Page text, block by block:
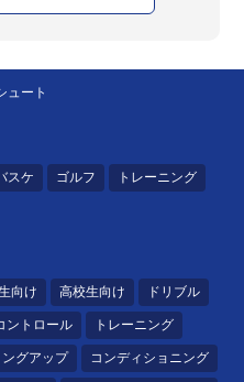
ュート
スケ ゴルフ トレーニング
向け 高校生向け ドリブル
ントロール トレーニング
グアップ コンディショニング